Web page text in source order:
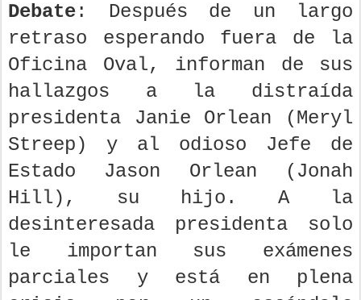
Debate: Después de un largo
retraso esperando fuera de la
Oficina Oval, informan de sus
hallazgos a la distraída
presidenta Janie Orlean (Meryl
Streep) y al odioso Jefe de
Estado Jason Orlean (Jonah
Hill), su hijo. A la
desinteresada presidenta solo
le importan sus exámenes
parciales y está en plena